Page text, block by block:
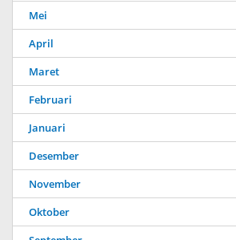
Mei
April
Maret
Februari
Januari
Desember
November
Oktober